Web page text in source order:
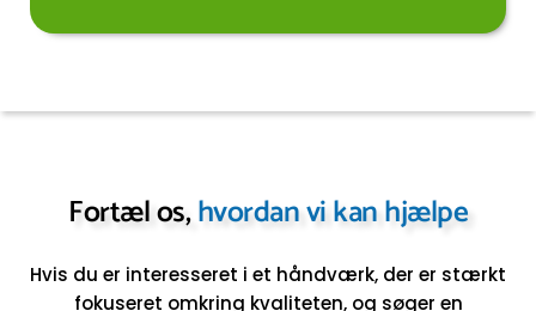
Fortæl os,hvordan vi kan hjælpe
Hvis du er interesseret i et håndværk, der er stærkt
fokuseret omkring kvaliteten, og søger en